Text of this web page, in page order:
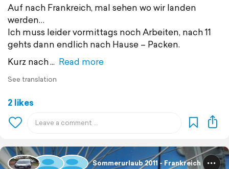
Auf nach Frankreich, mal sehen wo wir landen
werden…
Ich muss leider vormittags noch Arbeiten, nach 11
gehts dann endlich nach Hause – Packen.
Kurz nach
Read more
See translation
2 likes
Sommerurlaub 2011 - Frankreich